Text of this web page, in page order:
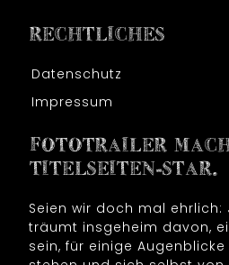
RECHTLICHES
Datenschutz
Impressum
FOTOTRAILER
TITELSEITEN-STAR.
Seien wir doch mal ehrlich:
träumt insgeheim davon,
sein, für einige